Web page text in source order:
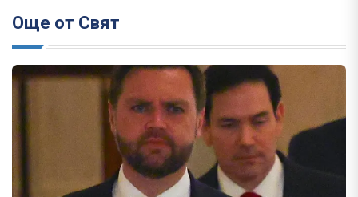
Още от Свят